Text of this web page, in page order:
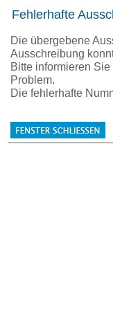
Fehlerhafte
Die übergebene
Ausschreibung
Bitte informieren
Problem.
Die fehlerhafte